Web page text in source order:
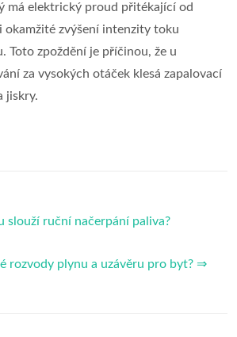
má elektrický proud přitékající od
okamžité zvýšení intenzity toku
Toto zpoždění je příčinou, že u
za vysokých otáček klesá zapalovací
jiskry.
slouží ruční načerpání paliva?
rozvody plynu a uzávěru pro byt? ⇒